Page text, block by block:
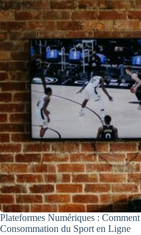
Plateformes Numériques :
Consommation du Sport en Ligne